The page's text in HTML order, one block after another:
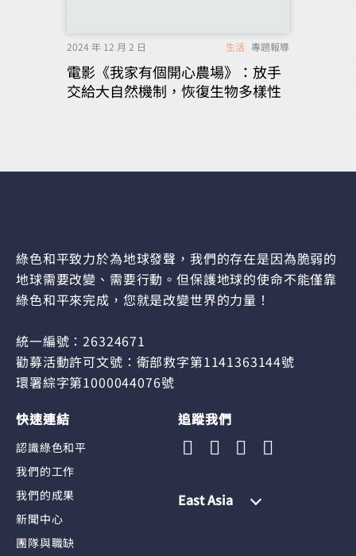
2024 年 12 月 2 日 生活 專題報導
電影《我家有個開心農場》：放手
交給大自然機制，恢復生物多樣性
綠色和平致力於為地球發聲，我們的存在是因為脆弱的
地球需要改變、需要行動。但保護地球的使命不能僅靠
綠色和平來完成，您就是改變世界的力量！
統一編號：26324671
勸募活動許可文號：衛部救字第1141363144號
環署綜字第1000044076號
快速連結
認識綠色和平
我們的工作
我們的成果
新聞中心
團隊與職缺
追蹤我們
East Asia